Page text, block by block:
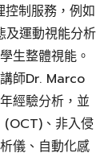
制服務，例如
及運動視能分析
生整體視能。
師Dr. Marco
經驗分析，並
(OCT)、非入侵
儀、自動化感